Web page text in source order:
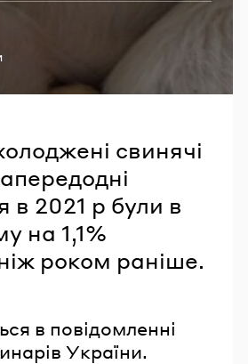
свинячі
в 2021 р були в
на 1,1%
роком раніше.
в повідомленні
України.